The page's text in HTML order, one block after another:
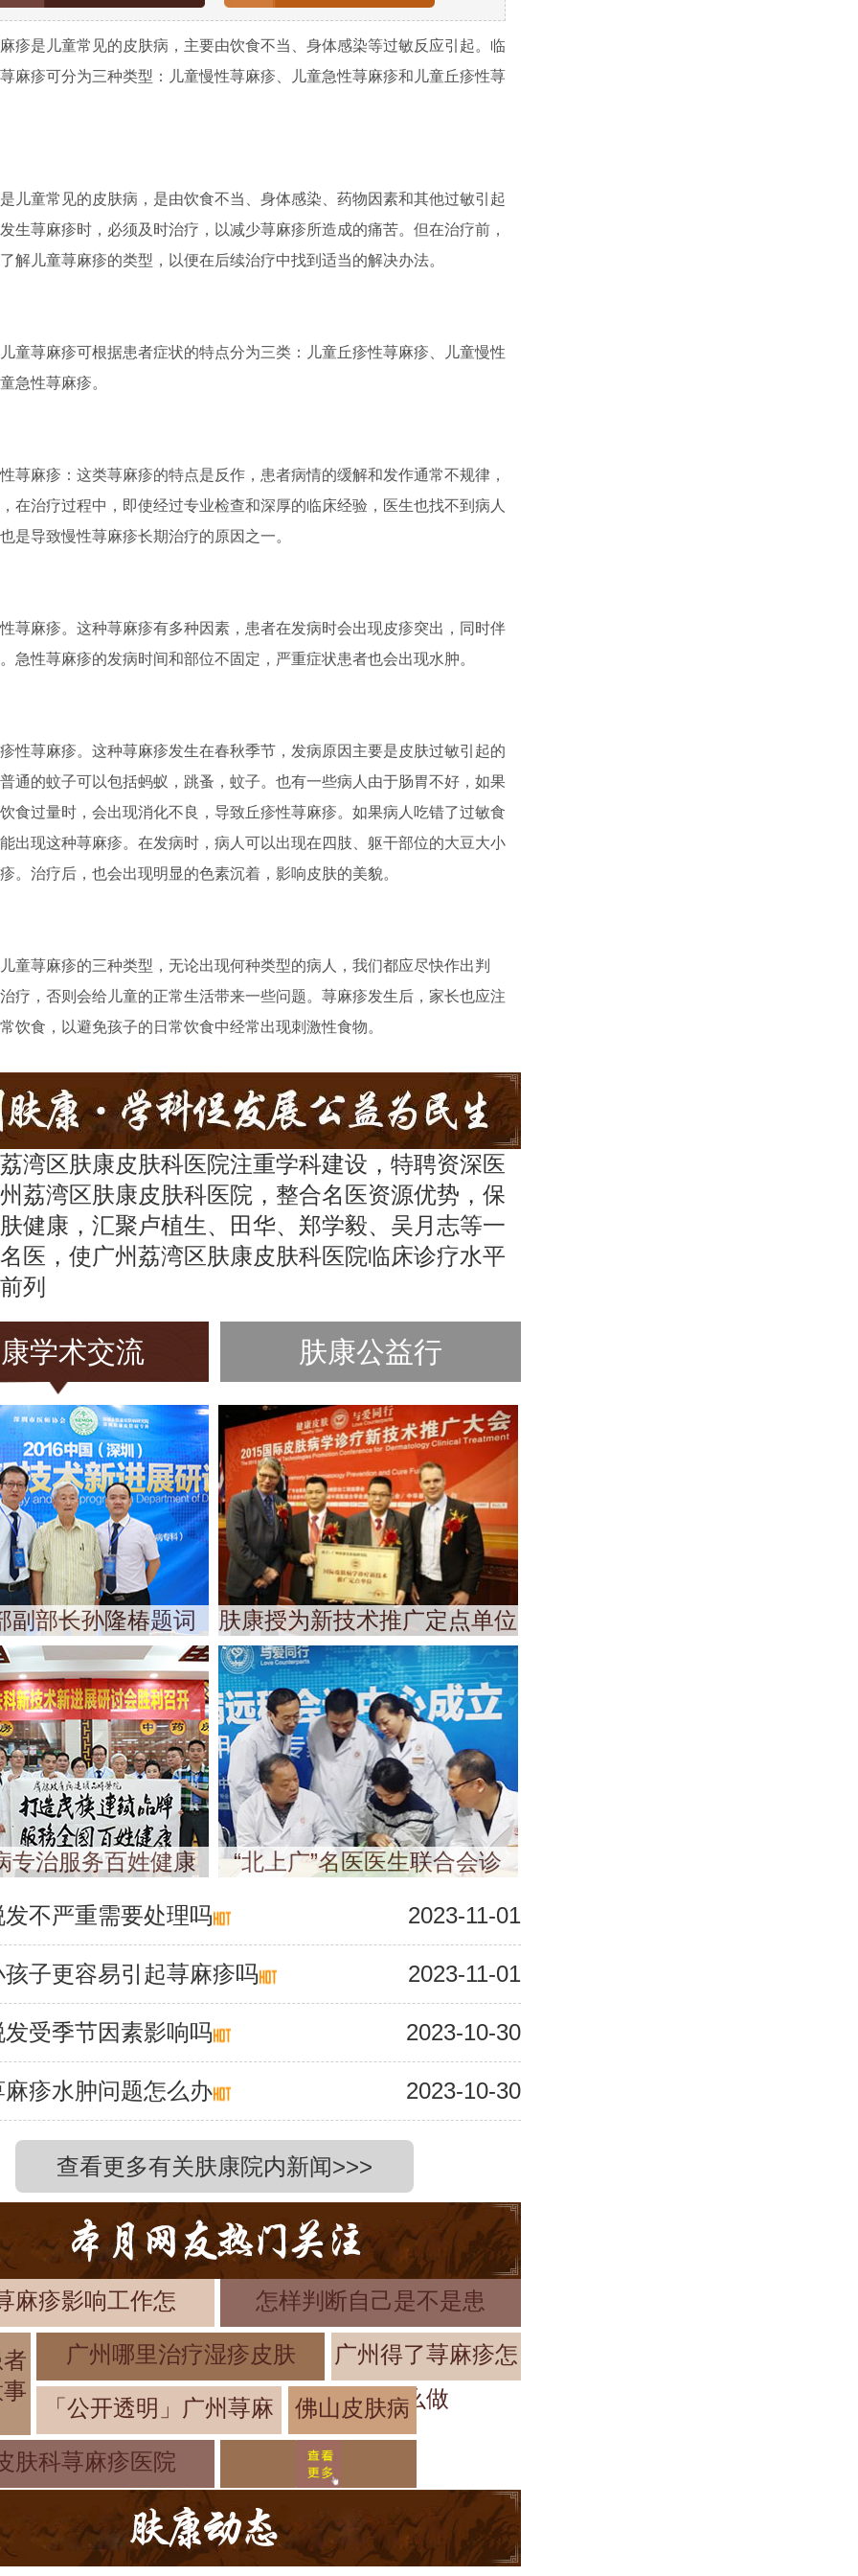
儿童常见的皮肤病，主要由饮食不当、身体感染等过敏反应引起。临
麻疹可分为三种类型：儿童慢性荨麻疹、儿童急性荨麻疹和儿童丘疹性荨
常见的皮肤病，是由饮食不当、身体感染、药物因素和其他过敏引起
生荨麻疹时，必须及时治疗，以减少荨麻疹所造成的痛苦。但在治疗前，
解儿童荨麻疹的类型，以便在后续治疗中找到适当的解决办法。
麻疹可根据患者症状的特点分为三类：儿童丘疹性荨麻疹、儿童慢性
急性荨麻疹。
疹：这类荨麻疹的特点是反作，患者病情的缓解和发作通常不规律，
在治疗过程中，即使经过专业检查和深厚的临床经验，医生也找不到病人
是导致慢性荨麻疹长期治疗的原因之一。
疹。这种荨麻疹有多种因素，患者在发病时会出现皮疹突出，同时伴
急性荨麻疹的发病时间和部位不固定，严重症状患者也会出现水肿。
麻疹。这种荨麻疹发生在春秋季节，发病原因主要是皮肤过敏引起的
通的蚊子可以包括蚂蚁，跳蚤，蚊子。也有一些病人由于肠胃不好，如果
食过量时，会出现消化不良，导致丘疹性荨麻疹。如果病人吃错了过敏食
出现这种荨麻疹。在发病时，病人可以出现在四肢、躯干部位的大豆大小
。治疗后，也会出现明显的色素沉着，影响皮肤的美貌。
麻疹的三种类型，无论出现何种类型的病人，我们都应尽快作出判
疗，否则会给儿童的正常生活带来一些问题。荨麻疹发生后，家长也应注
饮食，以避免孩子的日常饮食中经常出现刺激性食物。
湾区肤康皮肤科医院注重学科建设，特聘资深医
荔湾区肤康皮肤科医院，整合名医资源优势，保
健康，汇聚卢植生、田华、郑学毅、吴月志等一
医，使广州荔湾区肤康皮肤科医院临床诊疗水平
列
学术交流 肤康公益行
副部长孙隆椿题词 肤康授为新技术推广定点单位
专治服务百姓健康 “北上广”名医医生联合会诊
不严重需要处理吗 2023-11-01
子更容易引起荨麻疹吗 2023-11-01
受季节因素影响吗 2023-10-30
疹水肿问题怎么办 2023-10-30
查看更多有关肤康院内新闻>>>
麻疹影响工作怎 怎样判断自己是不是患
广州哪里治疗湿疹皮肤
广州得了荨麻疹怎
么做
「公开透明」广州荨麻
佛山皮肤病
医院治疗效
肤科荨麻疹医院